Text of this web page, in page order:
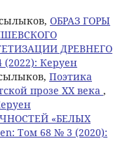
ОБРАЗ ГОРЫ
ДРЕВНЕГО
Керуен
Поэтика
прозе ХХ века ,
«БЕЛЫХ
Том 68 № 3 (2020):